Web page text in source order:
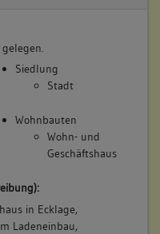
Johann
Siedlung
Stadt
Wohnbauten
Wohn- und
Geschäftshaus
in Ecklage,
Ladeneinbau,